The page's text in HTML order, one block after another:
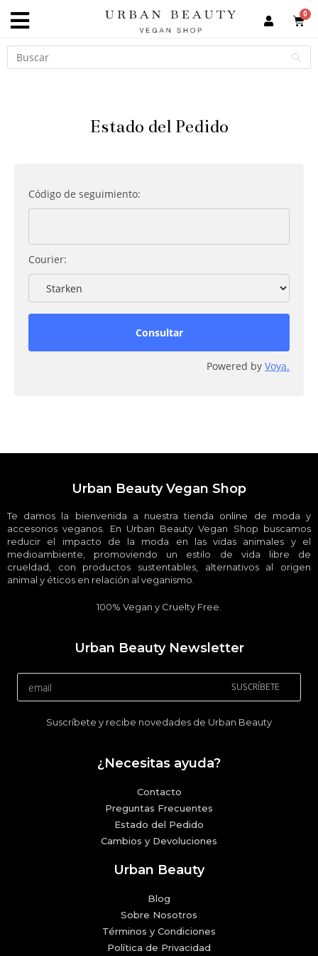
Estado del Pedido
Código de seguimiento:
Courier:
Consultar
Powered by Voya.
Urban Beauty Vegan Shop
Te damos la bienvenida a nuestra tienda online de moda y
accesorios veganos. En Urban Beauty Vegan Shop buscamos
reducir el impacto de la moda en las vidas animales y el
medioambiente, promoviendo un estilo de vida libre de
crueldad, con productos sustentables, alternativos al origen
animal y éticos en relación al veganismo.
100% Vegan y Cruelty Free.
Urban Beauty Newsletter
SUSCRÍBETE
Suscríbete y recibe novedades de Urban Beauty
¿Necesitas ayuda?
Contacto
Preguntas Frecuentes
Estado del Pedido
Cambios y Devoluciones
Urban Beauty
Blog
Sobre Nosotros
Términos y Condiciones
Política de Privacidad